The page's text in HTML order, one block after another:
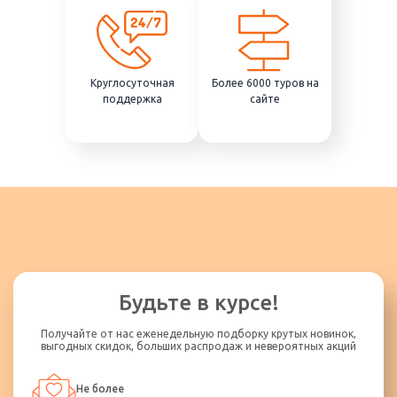
Круглосуточная
поддержка
Более 6000 туров на
сайте
Будьте в курсе!
Получайте от нас еженедельную подборку крутых новинок,
выгодных скидок, больших распродаж и невероятных акций
Не более